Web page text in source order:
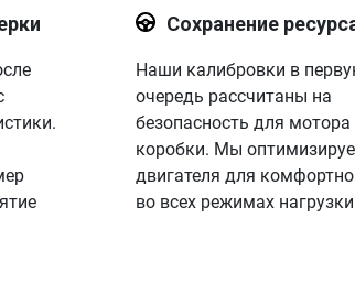
Сохранение
Наши калибровки в
очередь рассчитаны на
безопасность для мотора
коробки. Мы
двигателя для
во всех режимах